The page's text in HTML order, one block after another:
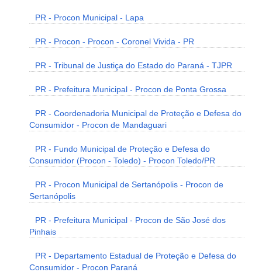
PR - Procon Municipal - Lapa
PR - Procon - Procon - Coronel Vivida - PR
PR - Tribunal de Justiça do Estado do Paraná - TJPR
PR - Prefeitura Municipal - Procon de Ponta Grossa
PR - Coordenadoria Municipal de Proteção e Defesa do
Consumidor - Procon de Mandaguari
PR - Fundo Municipal de Proteção e Defesa do
Consumidor (Procon - Toledo) - Procon Toledo/PR
PR - Procon Municipal de Sertanópolis - Procon de
Sertanópolis
PR - Prefeitura Municipal - Procon de São José dos
Pinhais
PR - Departamento Estadual de Proteção e Defesa do
Consumidor - Procon Paraná